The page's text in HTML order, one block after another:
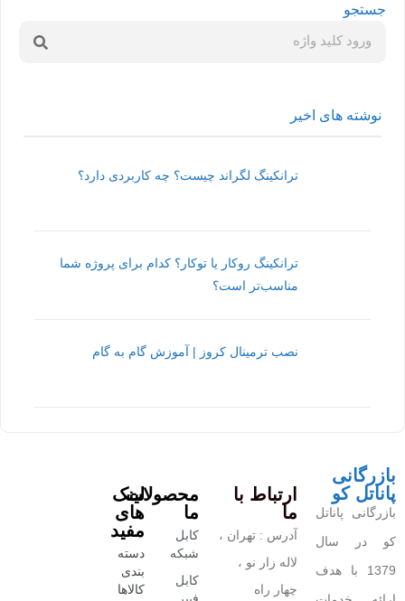
جستجو
نوشته های اخیر
ترانکینگ لگراند چیست؟ چه کاربردی دارد؟
ترانکینگ روکار یا توکار؟ کدام برای پروژه شما
مناسب‌تر است؟
نصب ترمینال کروز | آموزش گام به گام
بازرگانی
پاناتل کو
بازرگانی پاناتل
کو در سال
1379 با هدف
ارتباط با
ما
آدرس : تهران ،
لاله زار نو ،
چهار راه
محصولات
ما
کابل
شبکه
کابل
فیبر
لینک
های
مفید
دسته
بندی
کالاها